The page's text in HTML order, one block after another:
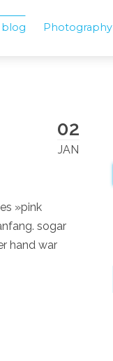
blog Photography
02
JAN
»pink
sogar
hand war